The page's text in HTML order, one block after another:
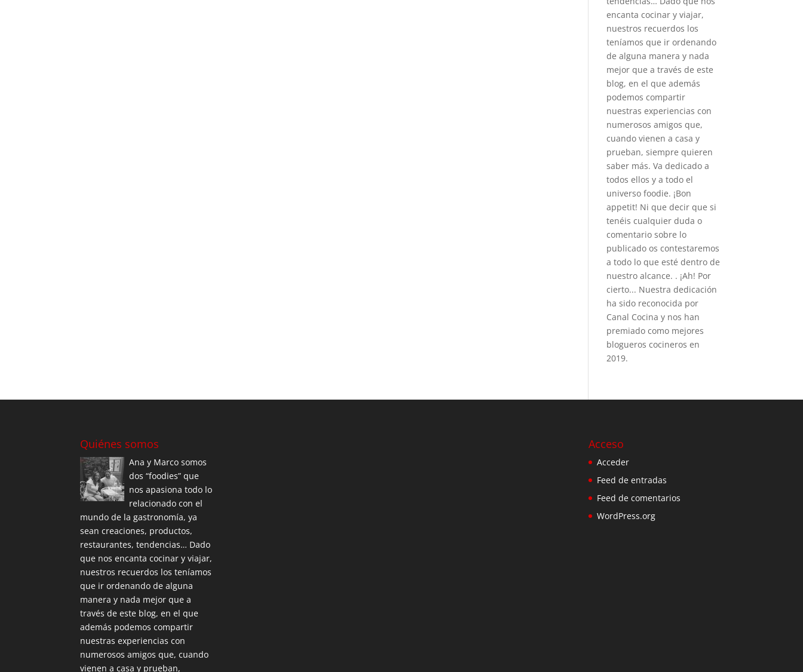
encanta cocinar y viajar,
nuestros recuerdos los
teníamos que ir ordenando
de alguna manera y nada
mejor que a través de este
blog, en el que además
podemos compartir
nuestras experiencias con
numerosos amigos que,
cuando vienen a casa y
prueban, siempre quieren
saber más. Va dedicado a
todos ellos y a todo el
universo foodie. ¡Bon
appetit! Ni que decir que si
tenéis cualquier duda o
comentario sobre lo
publicado os contestaremos
a todo lo que esté dentro de
nuestro alcance. . ¡Ah! Por
cierto... Nuestra dedicación
ha sido reconocida por
Canal Cocina y nos han
premiado como mejores
blogueros cocineros en
2019.
Quiénes somos
Ana y Marco somos
dos “foodies” que
nos apasiona todo lo
relacionado con el
mundo de la gastronomía, ya
sean creaciones, productos,
restaurantes, tendencias… Dado
que nos encanta cocinar y viajar,
nuestros recuerdos los teníamos
que ir ordenando de alguna
manera y nada mejor que a
través de este blog, en el que
además podemos compartir
nuestras experiencias con
numerosos amigos que, cuando
vienen a casa y prueban,
Acceso
Acceder
Feed de entradas
Feed de comentarios
WordPress.org